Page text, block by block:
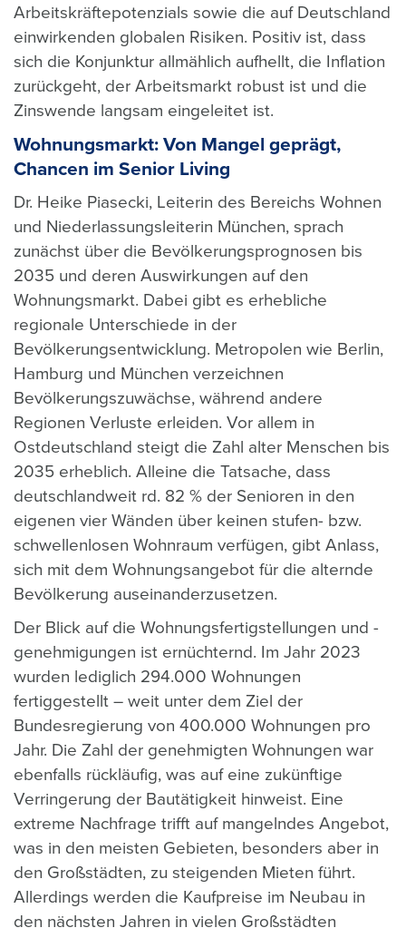
Arbeitskräftepotenzials sowie die auf Deutschland
einwirkenden globalen Risiken. Positiv ist, dass
sich die Konjunktur allmählich aufhellt, die Inflation
zurückgeht, der Arbeitsmarkt robust ist und die
Zinswende langsam eingeleitet ist.
Wohnungsmarkt: Von Mangel geprägt,
Chancen im Senior Living
Dr. Heike Piasecki, Leiterin des Bereichs Wohnen
und Niederlassungsleiterin München, sprach
zunächst über die Bevölkerungsprognosen bis
2035 und deren Auswirkungen auf den
Wohnungsmarkt. Dabei gibt es erhebliche
regionale Unterschiede in der
Bevölkerungsentwicklung. Metropolen wie Berlin,
Hamburg und München verzeichnen
Bevölkerungszuwächse, während andere
Regionen Verluste erleiden. Vor allem in
Ostdeutschland steigt die Zahl alter Menschen bis
2035 erheblich. Alleine die Tatsache, dass
deutschlandweit rd. 82 % der Senioren in den
eigenen vier Wänden über keinen stufen- bzw.
schwellenlosen Wohnraum verfügen, gibt Anlass,
sich mit dem Wohnungsangebot für die alternde
Bevölkerung auseinanderzusetzen.
Der Blick auf die Wohnungsfertigstellungen und -
genehmigungen ist ernüchternd. Im Jahr 2023
wurden lediglich 294.000 Wohnungen
fertiggestellt – weit unter dem Ziel der
Bundesregierung von 400.000 Wohnungen pro
Jahr. Die Zahl der genehmigten Wohnungen war
ebenfalls rückläufig, was auf eine zukünftige
Verringerung der Bautätigkeit hinweist. Eine
extreme Nachfrage trifft auf mangelndes Angebot,
was in den meisten Gebieten, besonders aber in
den Großstädten, zu steigenden Mieten führt.
Allerdings werden die Kaufpreise im Neubau in
den nächsten Jahren in vielen Großstädten